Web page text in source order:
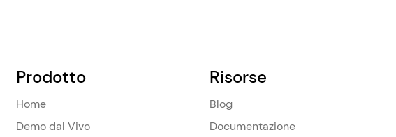
Prodotto
Home
Demo dal Vivo
Risorse
Blog
Documentazione